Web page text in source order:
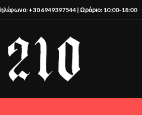
+30 6949397544 | Ωράριο: 10:00-18:00